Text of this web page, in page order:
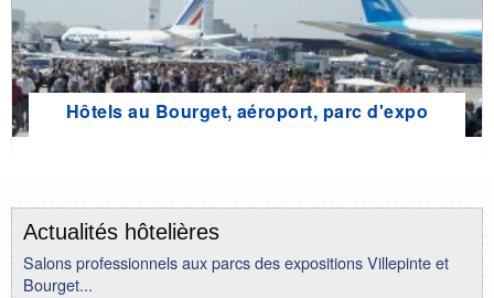
Hôtels au Bourget, aéroport, parc d'expo
Actualités hôtelières
Salons professionnels aux parcs des expositions Villepinte et
Bourget...